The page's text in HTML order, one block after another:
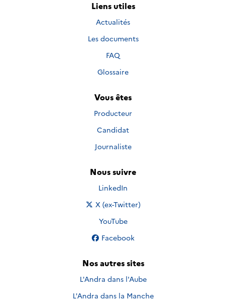
Liens utiles
Actualités
Les documents
FAQ
Glossaire
Vous êtes
Producteur
Candidat
Journaliste
Nous suivre
Nous suivre sur
LinkedIn
Nous suivre sur
X (ex-Twitter)
Nous suivre sur
YouTube
Nous suivre sur
Facebook
Nos autres sites
L'Andra dans l'Aube
L'Andra dans la Manche